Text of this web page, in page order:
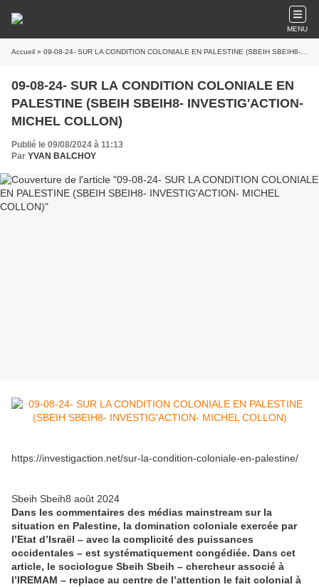
MENU
Accueil » 09-08-24- SUR LA CONDITION COLONIALE EN PALESTINE (SBEIH SBEIH8- INVESTIG'ACTION- MICHEL COLLON)
09-08-24- SUR LA CONDITION COLONIALE EN
PALESTINE (SBEIH SBEIH8- INVESTIG'ACTION-
MICHEL COLLON)
Publié le 09/08/2024 à 11:13
Par YVAN BALCHOY
https://investigaction.net/sur-la-condition-coloniale-en-palestine/
Sbeih Sbeih8 août 2024
Dans les commentaires des médias mainstream sur la
situation en Palestine, la domination coloniale exercée par
l’Etat d’Israël – avec la complicité des puissances
occidentales – est systématiquement congédiée. Dans cet
article, le sociologue Sbeih Sbeih – chercheur associé à
l’IREMAM – replace au centre de l’attention le fait colonial à